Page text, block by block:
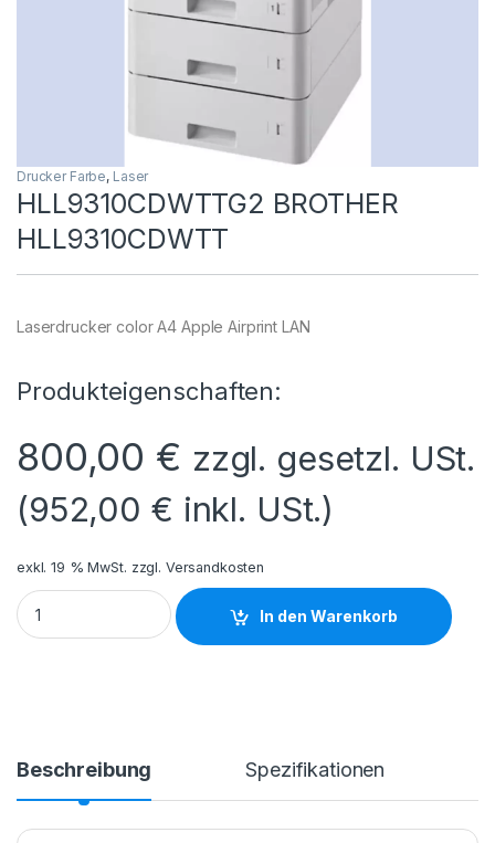
Drucker Farbe, Laser
HLL9310CDWTTG2 BROTHER
HLL9310CDWTT
Laserdrucker color A4 Apple Airprint LAN
Produkteigenschaften:
800,00 € zzgl. gesetzl. USt.
(952,00 € inkl. USt.)
exkl. 19 % MwSt. zzgl. Versandkosten
HLL9310CDWTTG2 BROTHER HLL9310CDWTT Menge
In den Warenkorb
Beschreibung Spezifikationen